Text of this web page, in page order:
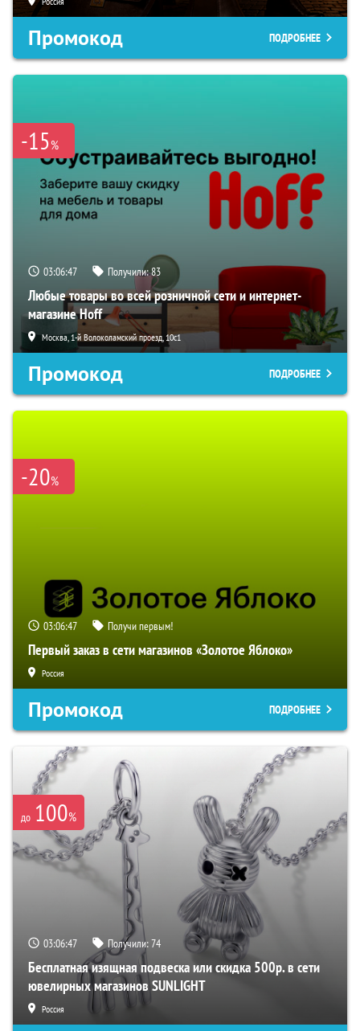
Промокод ПОДРОБНЕЕ
-15%
03:06:46 Получили:83
Любые товары во всей розничной сети и интернет-
магазине Hoff
Москва, 1-й Волоколамский проезд, 10с1
Промокод ПОДРОБНЕЕ
-20%
03:06:46 Получи первым!
Первый заказ в сети магазинов «Золотое Яблоко»
Россия
Промокод ПОДРОБНЕЕ
до 100%
03:06:46 Получили:74
Бесплатная изящная подвеска или скидка 500р. в сети
ювелирных магазинов SUNLIGHT
Россия